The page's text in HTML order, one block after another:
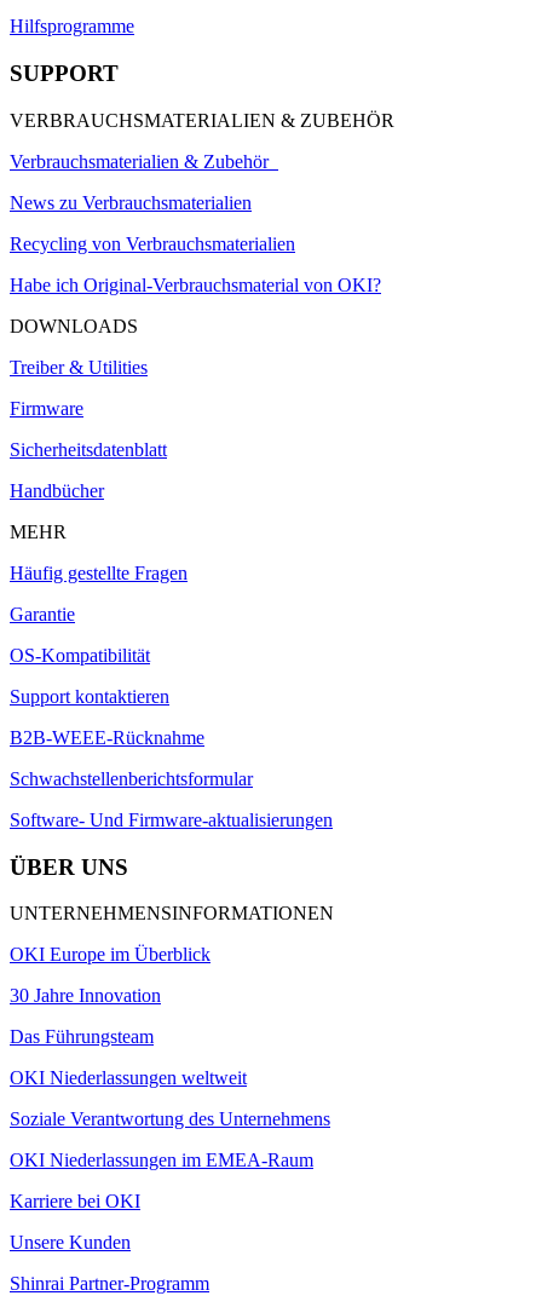
Hilfsprogramme
SUPPORT
VERBRAUCHSMATERIALIEN & ZUBEHÖR
Verbrauchsmaterialien & Zubehör
News zu Verbrauchsmaterialien
Recycling von Verbrauchsmaterialien
Habe ich Original-Verbrauchsmaterial von OKI?
DOWNLOADS
Treiber & Utilities
Firmware
Sicherheitsdatenblatt
Handbücher
MEHR
Häufig gestellte Fragen
Garantie
OS-Kompatibilität
Support kontaktieren
B2B-WEEE-Rücknahme
Schwachstellenberichtsformular
Software- Und Firmware-aktualisierungen
ÜBER UNS
UNTERNEHMENSINFORMATIONEN
OKI Europe im Überblick
30 Jahre Innovation
Das Führungsteam
OKI Niederlassungen weltweit
Soziale Verantwortung des Unternehmens
OKI Niederlassungen im EMEA-Raum
Karriere bei OKI
Unsere Kunden
Shinrai Partner-Programm